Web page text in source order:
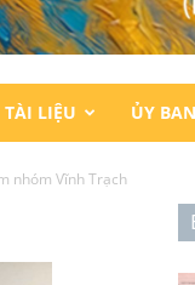
TÀI LIỆU ỦY BAN
nhóm Vĩnh Trạch